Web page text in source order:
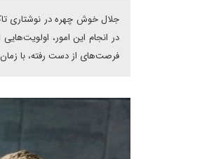
جلال خوش چهره در نوشتاری
در انجام این امور،
فرصت‌های از دست رفته، با زمان